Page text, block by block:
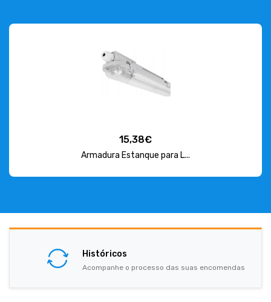
15,38€
Armadura Estanque para L...
Históricos
Acompanhe o processo das suas encomendas